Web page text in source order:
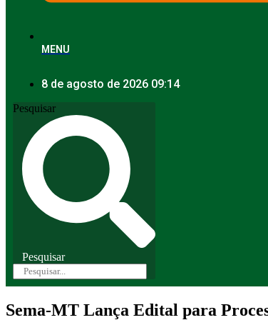
MENU
8 de agosto de 2026 09:14
Pesquisar
Pesquisar
Sema-MT Lança Edital para